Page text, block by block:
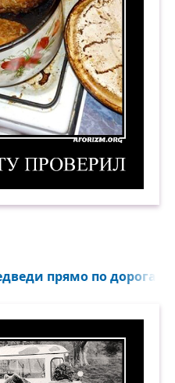
прямо по дорогам